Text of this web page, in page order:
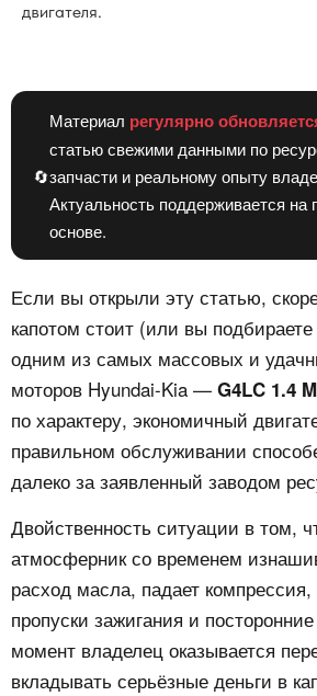
двигателя.
🔄
Материал регулярно
статью свежими данными по
запчасти и реальному опыту
Актуальность поддерживается на
основе.
Если вы открыли эту статью,
капотом стоит (или вы
одним из самых массовых и
моторов Hyundai-Kia — G4LC 1.4
по характеру, экономичный
правильном обслуживании
далеко за заявленный заводом
Двойственность ситуации в том,
атмосферник со временем
расход масла, падает
пропуски зажигания и
момент владелец оказывается
вкладывать серьёзные деньги в